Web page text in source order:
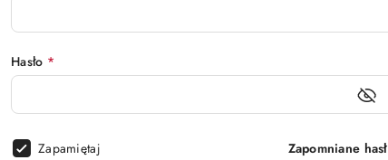
Hasło *
Zapamiętaj Zapomniane